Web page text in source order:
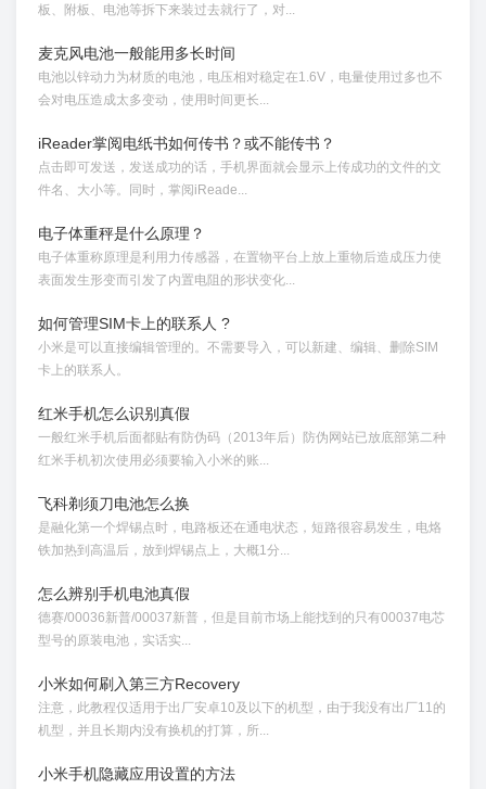
板、附板、电池等拆下来装过去就行了，对...
麦克风电池一般能用多长时间
电池以锌动力为材质的电池，电压相对稳定在1.6V，电量使用过多也不
会对电压造成太多变动，使用时间更长...
iReader掌阅电纸书如何传书？或不能传书？
点击即可发送，发送成功的话，手机界面就会显示上传成功的文件的文
件名、大小等。同时，掌阅iReade...
电子体重秤是什么原理？
电子体重称原理是利用力传感器，在置物平台上放上重物后造成压力使
表面发生形变而引发了内置电阻的形状变化...
如何管理SIM卡上的联系人 ?
小米是可以直接编辑管理的。不需要导入，可以新建、编辑、删除SIM
卡上的联系人。
红米手机怎么识别真假
一般红米手机后面都贴有防伪码（2013年后）防伪网站已放底部第二种
红米手机初次使用必须要输入小米的账...
飞科剃须刀电池怎么换
是融化第一个焊锡点时，电路板还在通电状态，短路很容易发生，电烙
铁加热到高温后，放到焊锡点上，大概1分...
怎么辨别手机电池真假
德赛/00036新普/00037新普，但是目前市场上能找到的只有00037电芯
型号的原装电池，实话实...
小米如何刷入第三方Recovery
注意，此教程仅适用于出厂安卓10及以下的机型，由于我没有出厂11的
机型，并且长期内没有换机的打算，所...
小米手机隐藏应用设置的方法